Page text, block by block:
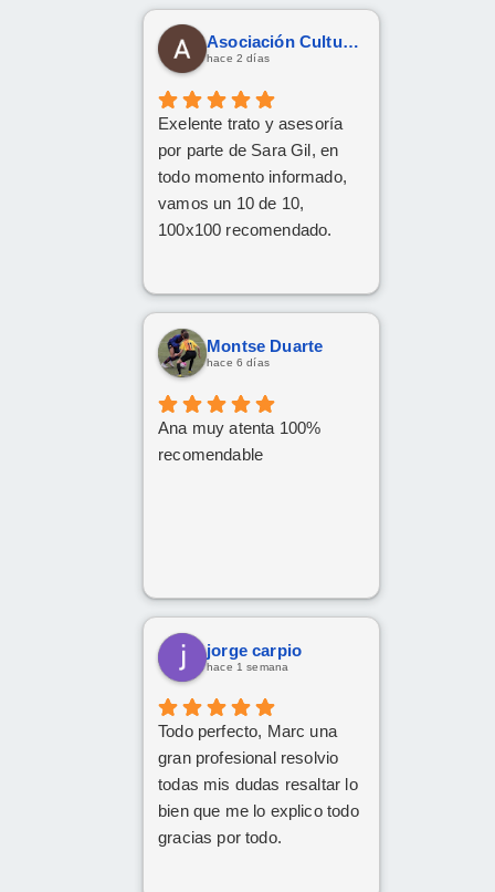
Asociación Cultural Yesha
hace 2 días
Exelente trato y asesoría
por parte de Sara Gil, en
todo momento informado,
vamos un 10 de 10,
100x100 recomendado.
Montse Duarte
hace 6 días
Ana muy atenta 100%
recomendable
jorge carpio
hace 1 semana
Todo perfecto, Marc una
gran profesional resolvio
todas mis dudas resaltar lo
bien que me lo explico todo
gracias por todo.